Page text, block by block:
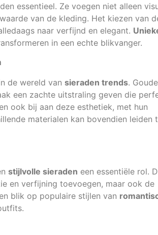
essentieel. Ze voegen niet alleen
van de kleding. Het kiezen van
naar verfijnd en elegant.
in een echte blikvanger.
de wereld van sieraden trends.
een zachte uitstraling geven die
ook bij aan deze esthetiek, met hun
materialen kan bovendien leiden
stijlvolle sieraden een essentiële rol.
en verfijning toevoegen, maar ook de
blik op populaire stijlen van